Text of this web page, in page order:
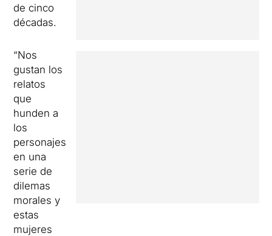
de cinco
décadas.
“Nos
gustan los
relatos
que
hunden a
los
personajes
en una
serie de
dilemas
morales y
estas
mujeres